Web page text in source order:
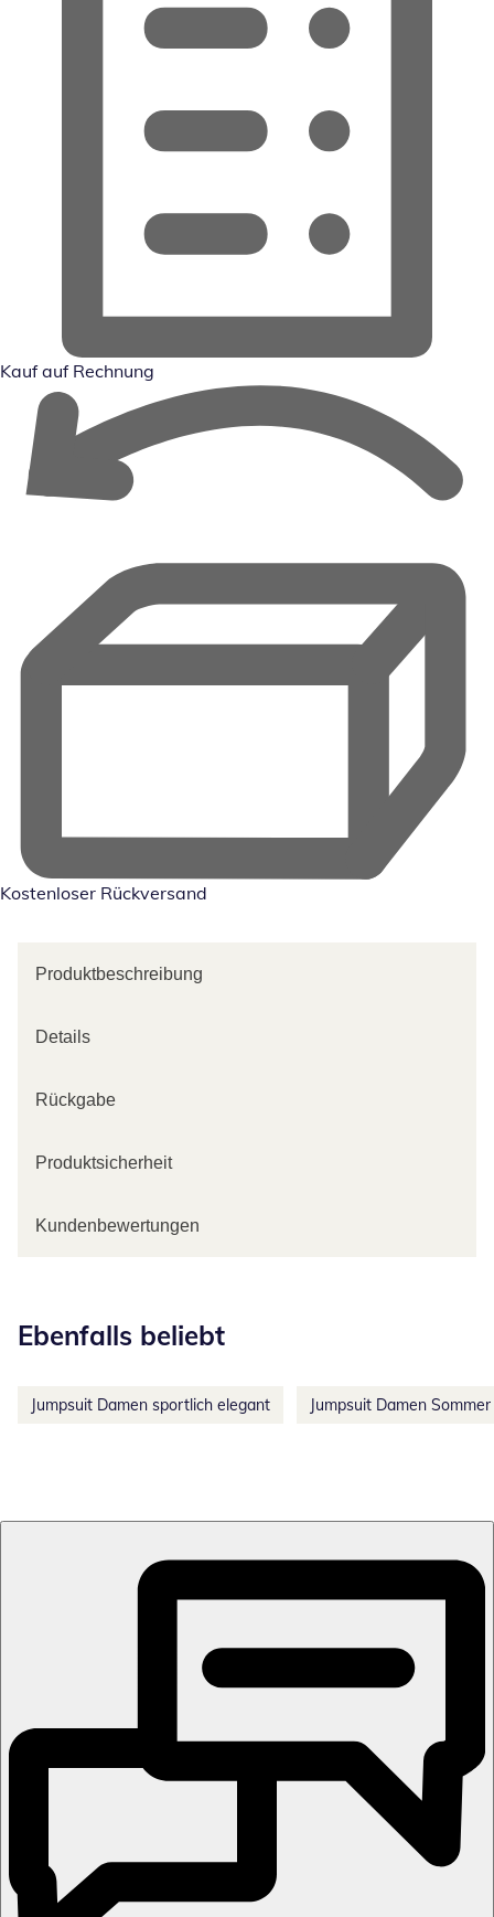
Kauf auf Rechnung
Kostenloser Rückversand
Produktbeschreibung
Details
Rückgabe
Produktsicherheit
Kundenbewertungen
Ebenfalls beliebt
Jumpsuit Damen sportlich elegant Jumpsuit Damen Sommer